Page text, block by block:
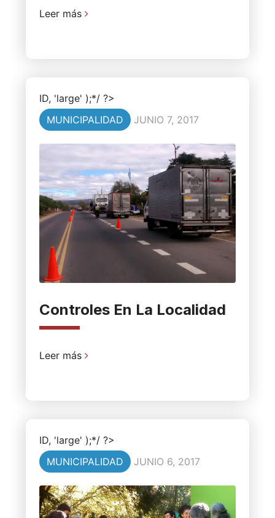
Leer más
ID, 'large' );*/ ?>
MUNICIPALIDAD
JUNIO 7, 2017
Controles En La Localidad
Leer más
ID, 'large' );*/ ?>
MUNICIPALIDAD
JUNIO 6, 2017